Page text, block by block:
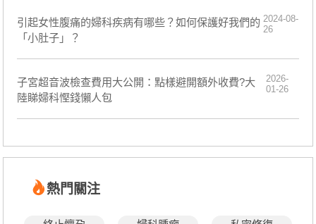
引起女性腹痛的婦科疾病有哪些？如何保護好我們的
「小肚子」？
2024-08-
26
子宮超音波檢查費用大公開：點樣避開額外收費?大
陸睇婦科慳錢懶人包
2026-
01-26
熱門關注